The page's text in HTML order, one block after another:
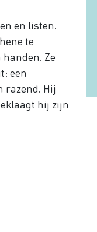
en listen.
te
Ze
een
razend. Hij
hij zijn